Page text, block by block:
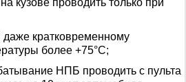
кузове проводить только при
кратковременному
более +75°C;
НПБ проводить с пульта